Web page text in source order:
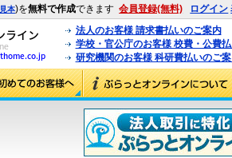
見本)を無料で作成できます 会員登録(無料) ログイン
法人のお客様 請求書払いのご案内
学校・官公庁のお客様 校費・公費
研究機関のお客様 科研費払いのご